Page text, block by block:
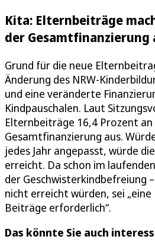
Kita: Elternbeiträge
der Gesamtfinanzierung
Grund für die neue
Änderung des NRW-
und eine veränderte
Kindpauschalen. Laut
Elternbeiträge 16,4 Prozent
Gesamtfinanzierung aus.
jedes Jahr angepasst, würde
erreicht. Da schon im
der Geschwisterkindbefreiung
nicht erreicht würden, sei
Beiträge erforderlich“.
Das könnte Sie auch